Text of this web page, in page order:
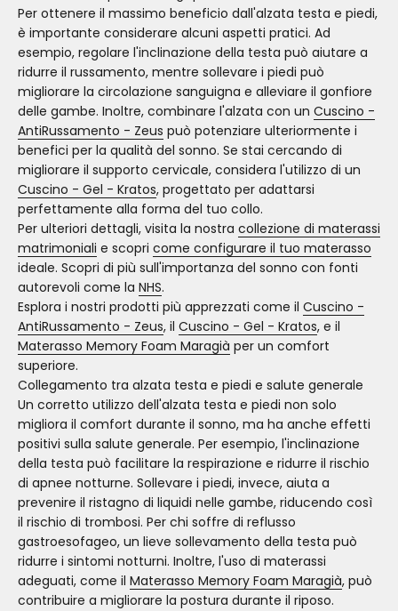
Per ottenere il massimo beneficio dall'alzata testa e piedi,
è importante considerare alcuni aspetti pratici. Ad
esempio, regolare l'inclinazione della testa può aiutare a
ridurre il russamento, mentre sollevare i piedi può
migliorare la circolazione sanguigna e alleviare il gonfiore
delle gambe. Inoltre, combinare l'alzata con un Cuscino -
AntiRussamento - Zeus può potenziare ulteriormente i
benefici per la qualità del sonno. Se stai cercando di
migliorare il supporto cervicale, considera l'utilizzo di un
Cuscino - Gel - Kratos, progettato per adattarsi
perfettamente alla forma del tuo collo.
Per ulteriori dettagli, visita la nostra collezione di materassi
matrimoniali e scopri come configurare il tuo materasso
ideale. Scopri di più sull'importanza del sonno con fonti
autorevoli come la NHS.
Esplora i nostri prodotti più apprezzati come il Cuscino -
AntiRussamento - Zeus, il Cuscino - Gel - Kratos, e il
Materasso Memory Foam Maragià per un comfort
superiore.
Collegamento tra alzata testa e piedi e salute generale
Un corretto utilizzo dell'alzata testa e piedi non solo
migliora il comfort durante il sonno, ma ha anche effetti
positivi sulla salute generale. Per esempio, l'inclinazione
della testa può facilitare la respirazione e ridurre il rischio
di apnee notturne. Sollevare i piedi, invece, aiuta a
prevenire il ristagno di liquidi nelle gambe, riducendo così
il rischio di trombosi. Per chi soffre di reflusso
gastroesofageo, un lieve sollevamento della testa può
ridurre i sintomi notturni. Inoltre, l'uso di materassi
adeguati, come il Materasso Memory Foam Maragià, può
contribuire a migliorare la postura durante il riposo.